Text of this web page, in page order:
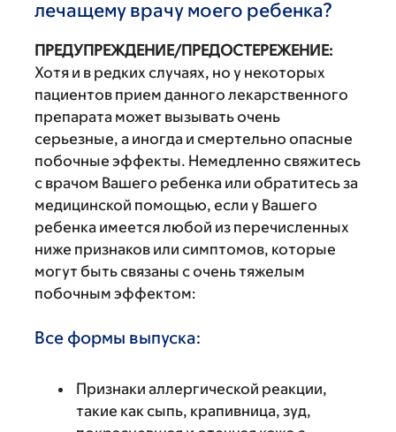
лечащему врачу моего ребенка?
ПРЕДУПРЕЖДЕНИЕ/ПРЕДОСТЕРЕЖЕНИЕ:
Хотя и в редких случаях, но у некоторых
пациентов прием данного лекарственного
препарата может вызывать очень
серьезные, а иногда и смертельно опасные
побочные эффекты. Немедленно свяжитесь
с врачом Вашего ребенка или обратитесь за
медицинской помощью, если у Вашего
ребенка имеется любой из перечисленных
ниже признаков или симптомов, которые
могут быть связаны с очень тяжелым
побочным эффектом:
Все формы выпуска:
Признаки аллергической реакции,
такие как сыпь, крапивница, зуд,